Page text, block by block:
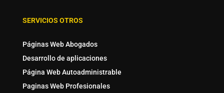
SERVICIOS OTROS
Páginas Web Abogados
Desarrollo de aplicaciones
Página Web Autoadministrable
Paginas Web Profesionales